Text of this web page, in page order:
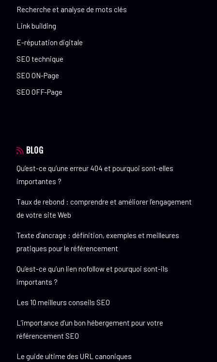
Recherche et analyse de mots clés
Link building
E-réputation digitale
SEO technique
SEO ON-Page
SEO OFF-Page
BLOG
Qu’est-ce qu’une erreur 404 et pourquoi sont-elles
importantes ?
Taux de rebond : comprendre et améliorer l’engagement
de votre site Web
Texte d’ancrage : définition, exemples et meilleures
pratiques pour le référencement
Qu’est-ce qu’un lien nofollow et pourquoi sont-ils
importants ?
Les 10 meilleurs conseils SEO
L’importance d’un bon hébergement pour votre
référencement SEO
Le guide ultime des URL canoniques